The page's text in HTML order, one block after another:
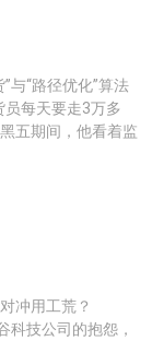
与“路径优化”算法
员每天要走3万多
五期间，他看着监
冲用工荒？
科技公司的抱怨，